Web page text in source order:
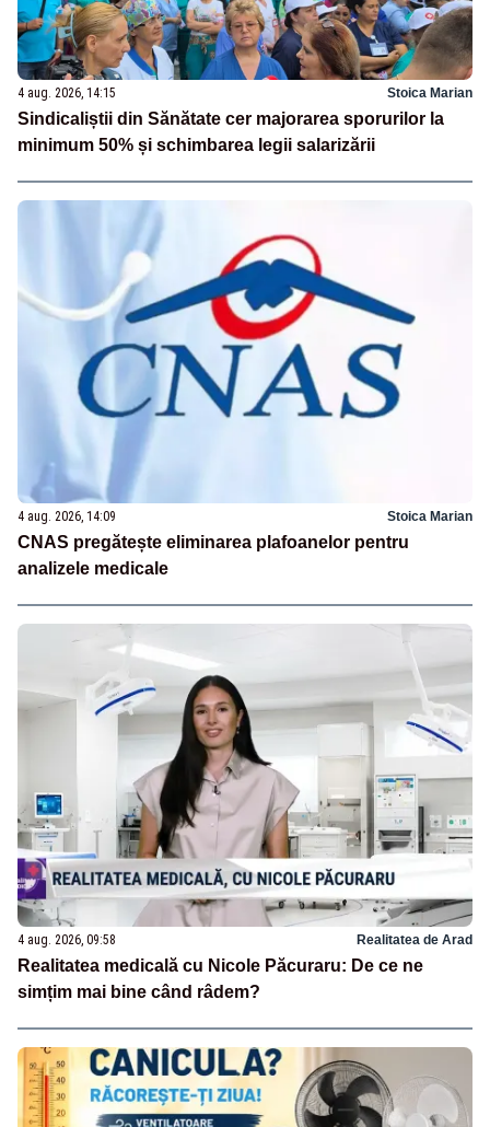
4 aug. 2026, 14:15 Stoica Marian
Sindicaliștii din Sănătate cer majorarea sporurilor la
minimum 50% și schimbarea legii salarizării
4 aug. 2026, 14:09 Stoica Marian
CNAS pregătește eliminarea plafoanelor pentru
analizele medicale
4 aug. 2026, 09:58 Realitatea de Arad
Realitatea medicală cu Nicole Păcuraru: De ce ne
simțim mai bine când râdem?